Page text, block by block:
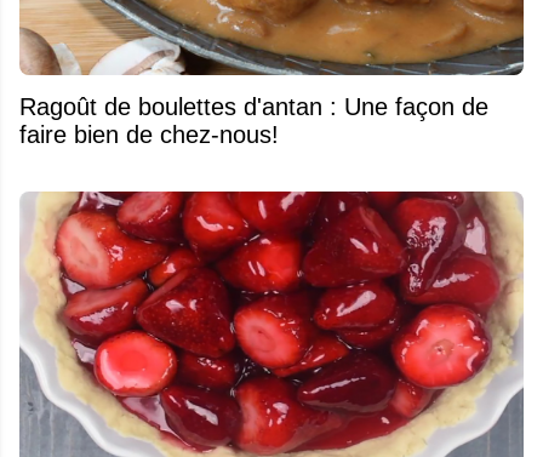
Ragoût de boulettes d'antan : Une façon de
faire bien de chez-nous!